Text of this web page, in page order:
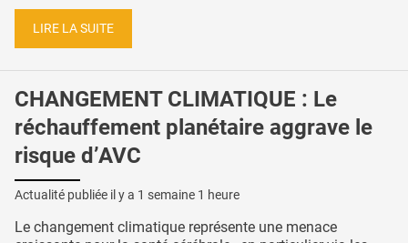
LIRE LA SUITE
CHANGEMENT CLIMATIQUE : Le
réchauffement planétaire aggrave le
risque d’AVC
Actualité publiée il y a 1 semaine 1 heure
Le changement climatique représente une menace